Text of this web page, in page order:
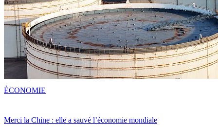
Merci la Chine : elle a sauvé l’économie mondiale
ÉCONOMIE